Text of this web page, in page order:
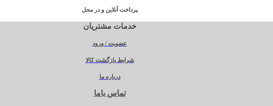
پرداخت آنلاین و در محل
خدمات مشتریان
عضویت / ورود
شرایط بازگشت کالا
درباره ما
تماس باما